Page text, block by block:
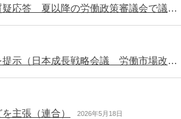
厚生労働大臣会見概要 裁量労働制を含めた労働時間規制に関し質疑応答 夏以降の労働政策審議会で議論を行う（令和8年5月29日）
「日本成長戦略会議 労働市場改革分科会 とりまとめ（案）」を提示（日本成長戦略会議 労働市場改革分科会）
主張（連合） 2026年5月18日